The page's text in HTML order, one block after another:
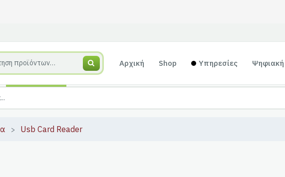
Αρχική Shop Υπηρεσίες
Usb Card Reader